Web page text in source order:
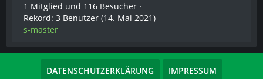
1 Mitglied und 116 Besucher
Rekord: 3 Benutzer (14. Mai 2021)
s-master
DATENSCHUTZERKLÄRUNG IMPRESSUM